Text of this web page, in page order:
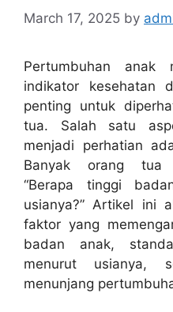
March 17, 2025 by
Pertumbuhan anak
indikator kesehatan
penting untuk
tua. Salah satu
menjadi perhatian
Banyak orang tua
“Berapa tinggi
usianya?” Artikel ini
faktor yang
badan anak,
menurut usianya,
menunjang